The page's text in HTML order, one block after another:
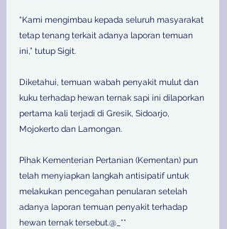
“Kami mengimbau kepada seluruh masyarakat
tetap tenang terkait adanya laporan temuan
ini,” tutup Sigit.
Diketahui, temuan wabah penyakit mulut dan
kuku terhadap hewan ternak sapi ini dilaporkan
pertama kali terjadi di Gresik, Sidoarjo,
Mojokerto dan Lamongan.
Pihak Kementerian Pertanian (Kementan) pun
telah menyiapkan langkah antisipatif untuk
melakukan pencegahan penularan setelah
adanya laporan temuan penyakit terhadap
hewan ternak tersebut.@_**